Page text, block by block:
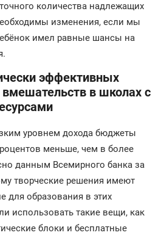
количества надлежащих
изменения, если мы
имел равные шансы на
эффективных
в школах с
уровнем дохода бюджеты
меньше, чем в более
данным Всемирного банка за
творческие решения имеют
для образования в этих
использовать такие вещи, как
блоки и бесплатные